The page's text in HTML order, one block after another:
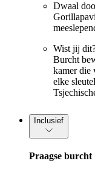
Dwaal
Wist jij
Burcht
kamer die
elke
Inclusief
Praagse burcht